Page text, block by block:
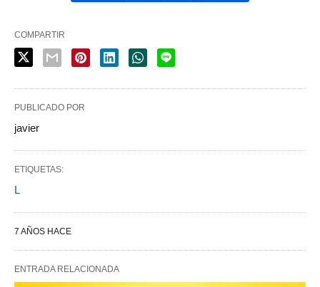
COMPARTIR
PUBLICADO POR
javier
ETIQUETAS:
L
7 AÑOS HACE
ENTRADA RELACIONADA